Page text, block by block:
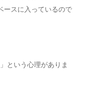
ースに入っているので
という心理がありま